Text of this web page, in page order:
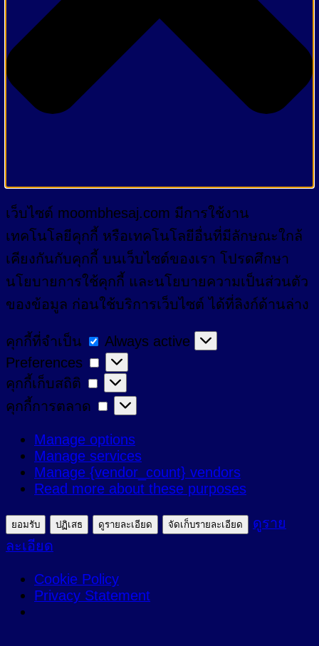
เว็บไซต์ moombhesaj.com มีการใช้งาน
เทคโนโลยีคุกกี้ หรือเทคโนโลยีอื่นที่มีลักษณะใกล้
เคียงกันกับคุกกี้ บนเว็บไซต์ของเรา โปรดศึกษา
นโยบายการใช้คุกกี้ และนโยบายความเป็นส่วนตัว
ของข้อมูล ก่อนใช้บริการเว็บไซต์ ได้ที่ลิงก์ด้านล่าง
คุกกี้ที่จำเป็น
คุกกี้
ที่
จำเป็น
Always active
Preferences
Preferences
คุกกี้เก็บสถิติ
คุกกี้
เก็บ
คุกกี้การตลาด
คุกกี้
ตลาด
Manage options
Manage services
Manage {vendor_count} vendors
Read more about these purposes
ยอมรับ ปฏิเสธ ดูรายละเอียด จัดเก็บรายละเอียด
ดูราย
ละเอียด
Cookie Policy
Privacy Statement